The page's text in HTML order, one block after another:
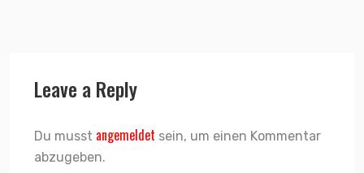
Leave a Reply
Du musst angemeldet sein, um einen Kommentar
abzugeben.